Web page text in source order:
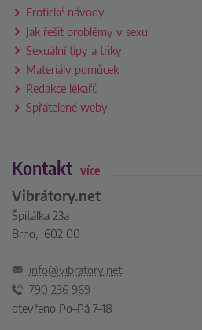
Erotické návody
Jak řešit problémy v sexu
Sexuální tipy a triky
Materiály pomůcek
Redakce lékařů
Spřátelené weby
Kontakt více
Vibrátory.net
Špitálka 23a
Brno, 602 00
info@vibratory.net
790 236 969
otevřeno Po–Pá 7–18